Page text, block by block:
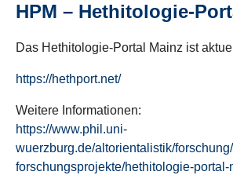
HPM – Hethitologie-
Das Hethitologie-Portal Mainz ist
https://hethport.net/
Weitere Informationen:
https://www.phil.uni-
wuerzburg.de/altorientalistik/
forschungsprojekte/hethitologie-portal-